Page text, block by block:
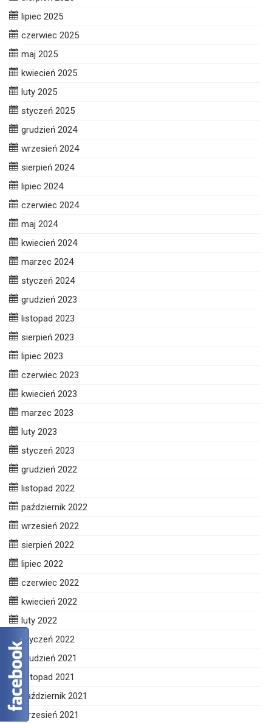
lipiec 2025
czerwiec 2025
maj 2025
kwiecień 2025
luty 2025
styczeń 2025
grudzień 2024
wrzesień 2024
sierpień 2024
lipiec 2024
czerwiec 2024
maj 2024
kwiecień 2024
marzec 2024
styczeń 2024
grudzień 2023
listopad 2023
sierpień 2023
lipiec 2023
czerwiec 2023
kwiecień 2023
marzec 2023
luty 2023
styczeń 2023
grudzień 2022
listopad 2022
październik 2022
wrzesień 2022
sierpień 2022
lipiec 2022
czerwiec 2022
kwiecień 2022
luty 2022
styczeń 2022
grudzień 2021
listopad 2021
październik 2021
wrzesień 2021